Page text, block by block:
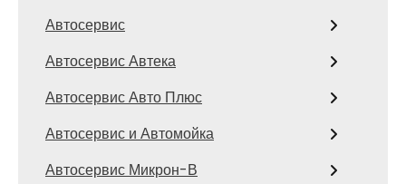
Автосервис
Автосервис Автека
Автосервис Авто Плюс
Автосервис и Автомойка
Автосервис Микрон-В